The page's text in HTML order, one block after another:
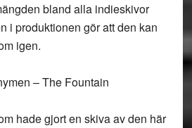
bland alla indieskivor
i produktionen gör att den kan
igen.
– The Fountain
hade gjort en skiva av den här